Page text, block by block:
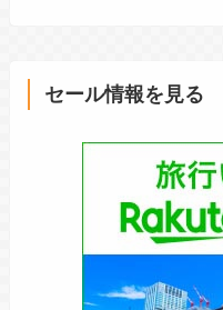
セール情報を見る